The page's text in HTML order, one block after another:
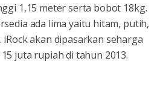
1,15 meter serta bobot 18kg.
ada lima yaitu hitam, putih,
akan dipasarkan seharga
juta rupiah di tahun 2013.